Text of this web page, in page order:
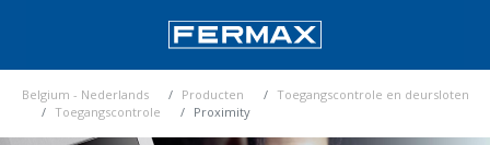
Belgium - Nederlands Producten
Toegangscontrole en deursloten
Toegangscontrole
Proximity